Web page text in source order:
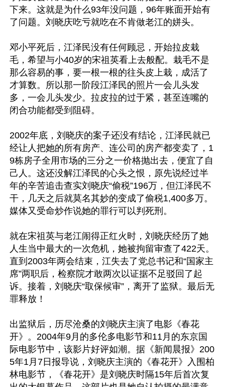
下来。这就是为什么93年没问题，96年账面开始有
了问题。刘晓庆吃亏就吃在不肯做老江的姘头。
邓小平死后，江泽民没有任何顾忌，开始拉皮栽
毛，希望与小40岁的宋祖英看上去般配。栽毛不是
那么容易的事，要一根一根的往头皮上栽，成活了
才算数。所以那一阶段江泽民的照片一会儿头发
多，一会儿头发少。拉皮拉的过于紧，甚至连嘴的
闭合功能都受到阻碍。
2002年底，刘晓庆的案子还没有结论，江泽民就已
经让人把她的所有房产、连公司的房产都变卖了，1
9栋房子全用市场的三分之一价格抛出去，便宜了自
己人。这还没解江泽民的心头之恨，原先说经过半
年的辛苦追击查实刘晓庆“偷税”196万，但江泽民不
干，几天之后就莫名其妙的变成了偷税1,400多万。
媒体又受命炒作说她的罪行可以判死刑。
就在宋祖英与老江闹得正红火时，刘晓庆经历了她
人生当中最大的一次危机，她被拘留审查了422天。
直到2003年两会结束，江失去了党总书记和“国家主
席”两职后，检察院才敢两次以证据不足驳回了起
诉。接着，刘晓庆“取保候审”，离开了监狱。最后无
罪释放！
出监狱后，历尽沧桑的刘晓庆主演了电影《春花
开》。2004年9月的多伦多电影节和11月的东京国
际电影节中，该影片好评如潮。据《新闻晨报》200
5年1月7日报导说，刘晓庆主演的《春花开》入围柏
林电影节，《春花开》是刘晓庆时隔15年后首次复